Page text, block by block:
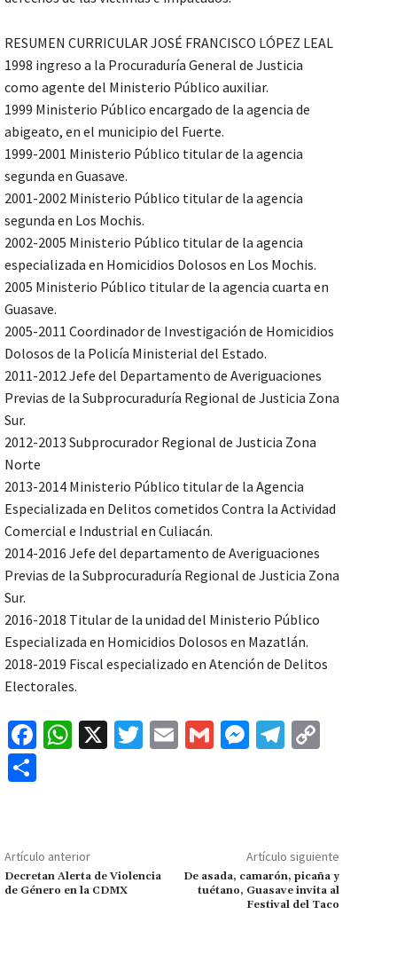
RESUMEN CURRICULAR JOSÉ FRANCISCO LÓPEZ LEAL
1998 ingreso a la Procuraduría General de Justicia
como agente del Ministerio Público auxiliar.
1999 Ministerio Público encargado de la agencia de
abigeato, en el municipio del Fuerte.
1999-2001 Ministerio Público titular de la agencia
segunda en Guasave.
2001-2002 Ministerio Público titular de la agencia
segunda en Los Mochis.
2002-2005 Ministerio Público titular de la agencia
especializada en Homicidios Dolosos en Los Mochis.
2005 Ministerio Público titular de la agencia cuarta en
Guasave.
2005-2011 Coordinador de Investigación de Homicidios
Dolosos de la Policía Ministerial del Estado.
2011-2012 Jefe del Departamento de Averiguaciones
Previas de la Subprocuraduría Regional de Justicia Zona
Sur.
2012-2013 Subprocurador Regional de Justicia Zona
Norte
2013-2014 Ministerio Público titular de la Agencia
Especializada en Delitos cometidos Contra la Actividad
Comercial e Industrial en Culiacán.
2014-2016 Jefe del departamento de Averiguaciones
Previas de la Subprocuraduría Regional de Justicia Zona
Sur.
2016-2018 Titular de la unidad del Ministerio Público
Especializada en Homicidios Dolosos en Mazatlán.
2018-2019 Fiscal especializado en Atención de Delitos
Electorales.
Fa
o
k
W
p
p
X
T
E
G
M
ge
r
Te
m Li
n
k
p
ar
Artículo anterior
Decretan Alerta de Violencia
de Género en la CDMX
Artículo siguiente
De asada, camarón, picaña y
tuétano, Guasave invita al
Festival del Taco